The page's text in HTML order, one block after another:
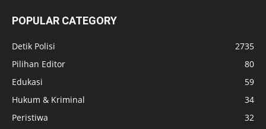
POPULAR CATEGORY
Detik Polisi
2735
Pilihan Editor
80
Edukasi
59
Hukum & Kriminal
34
Peristiwa
32